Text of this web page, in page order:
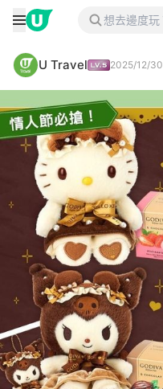
U Travel 2025/12/30